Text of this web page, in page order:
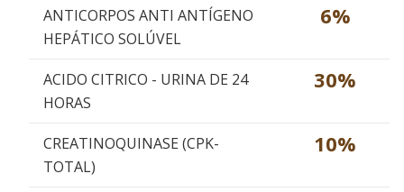
ANTICORPOS ANTI ANTÍGENO
HEPÁTICO SOLÚVEL
6%
ACIDO CITRICO - URINA DE 24
HORAS
30%
CREATINOQUINASE (CPK-
TOTAL)
10%